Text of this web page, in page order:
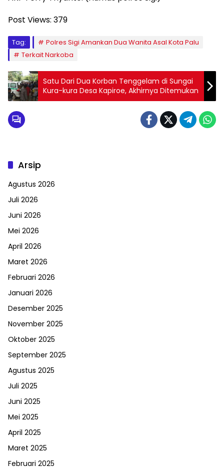
Post Views: 379
Tag:
Polres Sigi Amankan Dua Wanita Asal Kota Palu
Terkait Narkoba
Satu Dari Dua Korban Tenggelam di Sungai
Kura-kura Desa Kapiroe, Akhirnya Ditemukan
Arsip
Agustus 2026
Juli 2026
Juni 2026
Mei 2026
April 2026
Maret 2026
Februari 2026
Januari 2026
Desember 2025
November 2025
Oktober 2025
September 2025
Agustus 2025
Juli 2025
Juni 2025
Mei 2025
April 2025
Maret 2025
Februari 2025